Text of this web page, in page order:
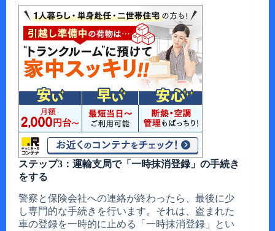
ステップ3：運輸支局で「一時抹消登録」の手続き
をする
警察と保険会社への連絡が終わったら、最後に少
し専門的な手続きを行います。それは、盗まれた
車の登録を一時的に止める「一時抹消登録」とい